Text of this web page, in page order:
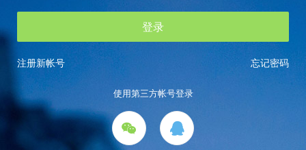
登录
忘记密码
注册新帐号
使用第三方帐号登录
 